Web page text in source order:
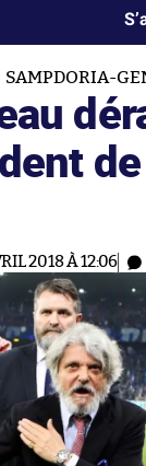
SAMPDORIA-
2018 À 12:06